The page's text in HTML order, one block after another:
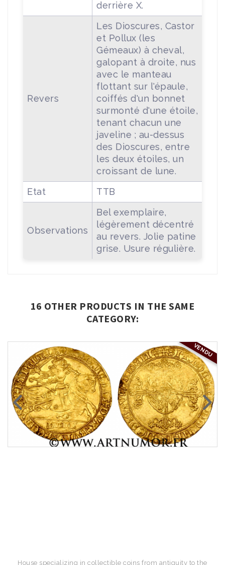
derrière X.
Revers
Les Dioscures, Castor
et Pollux (les
Gémeaux) à cheval,
galopant à droite, nus
avec le manteau
flottant sur l'épaule,
coiffés d'un bonnet
surmonté d'une étoile,
tenant chacun une
javeline ; au-dessus
des Dioscures, entre
les deux étoiles, un
croissant de lune.
Etat
TTB
Observations
Bel exemplaire,
légèrement décentré
au revers. Jolie patine
grise. Usure régulière.
16 OTHER PRODUCTS IN THE SAME
CATEGORY:
VENDU
House specializing in collectible coins from antiquity to the